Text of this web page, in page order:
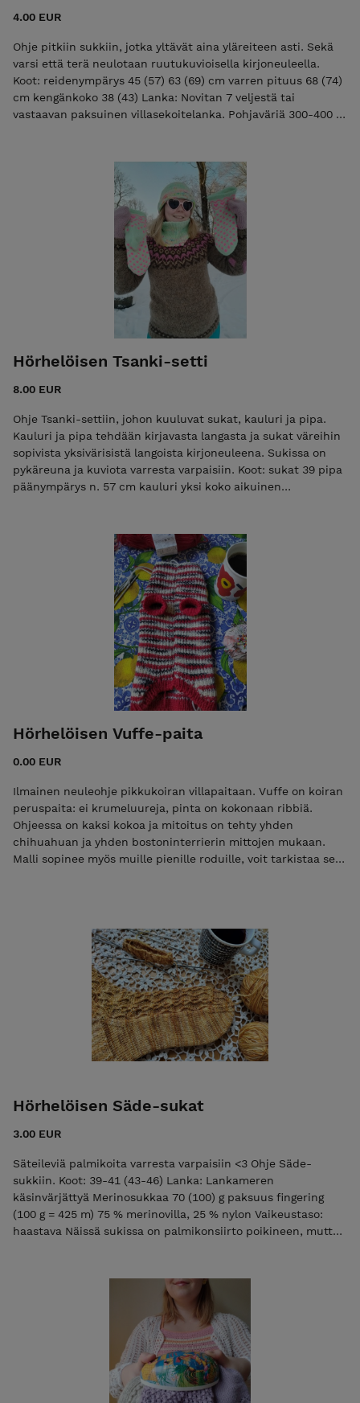
4.00 EUR
Ohje pitkiin sukkiin, jotka yltävät aina yläreiteen asti. Sekä
varsi että terä neulotaan ruutukuvioisella kirjoneuleella.
Koot: reidenympärys 45 (57) 63 (69) cm varren pituus 68 (74)
cm kengänkoko 38 (43) Lanka: Novitan 7 veljestä tai
vastaavan paksuinen villasekoitelanka. Pohjaväriä 300-400 g
Hörhelöisen Tsanki-setti
8.00 EUR
Ohje Tsanki-settiin, johon kuuluvat sukat, kauluri ja pipa.
Kauluri ja pipa tehdään kirjavasta langasta ja sukat väreihin
sopivista yksivärisistä langoista kirjoneuleena. Sukissa on
pykäreuna ja kuviota varresta varpaisiin. Koot: sukat 39 pipa
päänympärys n. 57 cm kauluri yksi koko aikuinen
suomalainen villa) 1 vyyhti eli 100 g kauluriin Dye cat:in
Chunky-hahtuvalankaa (100 % suomalainen villa) 1 vyyhti eli
100 g sukkiin Dye cat:in Kitten-sukkalankaa (fingering) (75 %
suomalainen villa, 25 % nailon) pohjaväriä vajaa kaksi vyyhtiä
(75 g) ja kuvioväriä vajaa yksi vyyhti (25 g)
Hörhelöisen Vuffe-paita
0.00 EUR
Ilmainen neuleohje pikkukoiran villapaitaan. Vuffe on koiran
peruspaita: ei krumeluureja, pinta on kokonaan ribbiä.
Ohjeessa on kaksi kokoa ja mitoitus on tehty yhden
chihuahuan ja yhden bostoninterrierin mittojen mukaan.
Malli sopinee myös muille pienille roduille, voit tarkistaa sen
Hörhelöisen Säde-sukat
3.00 EUR
Säteileviä palmikoita varresta varpaisiin <3 Ohje Säde-
sukkiin. Koot: 39-41 (43-46) Lanka: Lankameren
käsinvärjättyä Merinosukkaa 70 (100) g paksuus fingering
(100 g = 425 m) 75 % merinovilla, 25 % nylon Vaikeustaso:
haastava Näissä sukissa on palmikonsiirto poikineen, mutta